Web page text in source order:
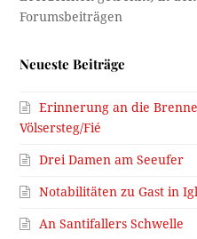
Neueste Beiträge
Erinnerung an die
Völsersteg/Fié
Drei Damen am Seeufer
Notabilitäten zu Gast in
An Santifallers Schwelle